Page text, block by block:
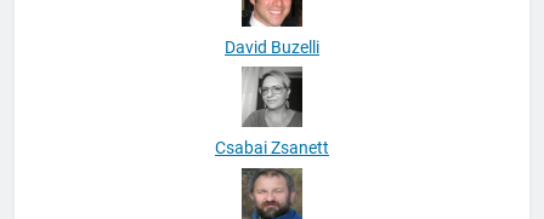
David Buzelli
Csabai Zsanett